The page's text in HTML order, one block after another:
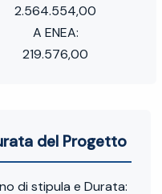
2.564.554,00
A ENEA:
219.576,00
del Progetto
di stipula e Durata: